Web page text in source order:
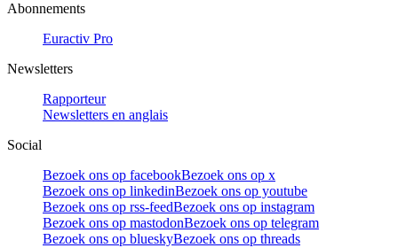
Abonnements
Euractiv Pro
Newsletters
Rapporteur
Newsletters en anglais
Social
Bezoek ons op facebookBezoek ons op x
Bezoek ons op linkedinBezoek ons op youtube
Bezoek ons op rss-feedBezoek ons op instagram
Bezoek ons op mastodonBezoek ons op telegram
Bezoek ons op blueskyBezoek ons op threads